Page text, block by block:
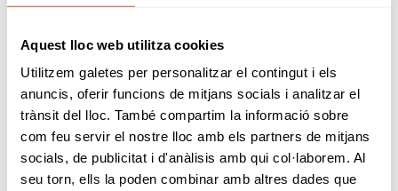
Aquest lloc web utilitza cookies
Utilitzem galetes per personalitzar el contingut i els
anuncis, oferir funcions de mitjans socials i analitzar el
trànsit del lloc. També compartim la informació sobre
com feu servir el nostre lloc amb els partners de mitjans
socials, de publicitat i d'anàlisis amb qui col·laborem. Al
seu torn, ells la poden combinar amb altres dades que
confirmant posteriorment que la inscripció s'ha
euros , s'abonarà el mateix dia de la competició.
Pel que fa a la prova d'UGOLF Aravell Andorra,
les inscripcions es podran efectuar fins al
, mitjançant un correu electrònic a
secretaria@aravellgolfclub.como bé trucant
al973 360 066.